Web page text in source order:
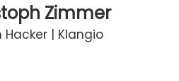
Zimmer
Hacker | Klangio